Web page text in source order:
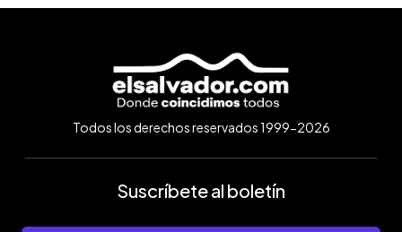
Todos los derechos reservados 1999-2026
Suscríbete al boletín